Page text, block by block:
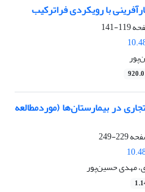
با رویکردی فراترکیب
119-141
در بیمارستان‌ها (موردمطالعه
229-249
مهدی حسین‌پور